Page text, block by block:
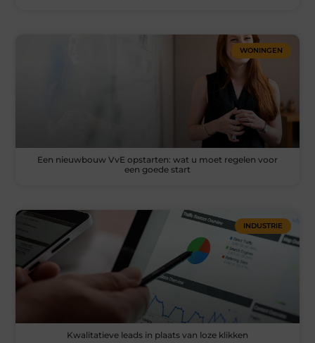
WONINGEN
Een nieuwbouw VvE opstarten: wat u moet regelen voor
een goede start
INDUSTRIE
Kwalitatieve leads in plaats van loze klikken